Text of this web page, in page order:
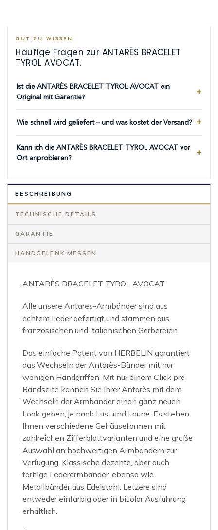
GUT ZU WISSEN
Häufige Fragen zur ANTARÈS BRACELET
TYROL AVOCAT.
Ist die ANTARÈS BRACELET TYROL AVOCAT ein
Original mit Garantie?
Wie schnell wird geliefert – und was kostet der Versand?
Kann ich die ANTARÈS BRACELET TYROL AVOCAT vor
Ort anprobieren?
BESCHREIBUNG
TECHNISCHE DETAILS
GARANTIE
HANDGELENK MESSEN
ANTARÈS BRACELET TYROL AVOCAT
Alle unsere Antares-Armbänder sind aus
echtem Leder gefertigt und stammen aus
französischen und italienischen Gerbereien.
Das einfache Patent von HERBELIN garantiert
das Wechseln der Antarès-Bänder mit nur
wenigen Handgriffen. Mit nur einem Click pro
Bandseite können Sie Ihrer Antarès mit dem
Wechseln der Armbänder einen ganz neuen
Look geben, je nach Lust und Laune. Es stehen
Ihnen verschiedene Gehäuseformen mit
zahlreichen Zifferblattvarianten und eine große
Auswahl an hochwertigen Armbändern zur
Verfügung. Klassische dezente, aber auch
farbige Lederarmbänder, ebenso wie
Metallbänder aus Edelstahl. Letzere sind
entweder einfarbig oder in bicolor Ausführung
erhältlich.